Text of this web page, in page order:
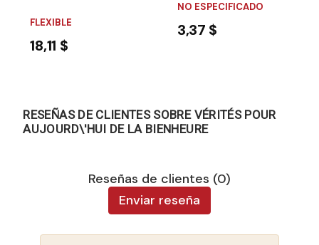
FLEXIBLE
18,11 $
NO ESPECIFICADO
3,37 $
RESEÑAS DE CLIENTES SOBRE VÉRITÉS POUR
AUJOURD\'HUI DE LA BIENHEURE
Reseñas de clientes (0)
Enviar reseña